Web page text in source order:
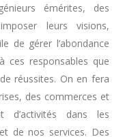
émérites, des
leurs visions,
de gérer l’abondance
ces responsables que
réussites. On en fera
des commerces et
d’activités dans les
de nos services. Des